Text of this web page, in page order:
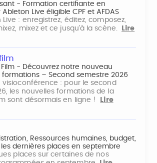
- Formation certifiante en
Live éligible CPF et AFDAS
: enregistrez, éditez, composez,
mixez et ce jusqu'à la scène.
Lire
Film - Découvrez notre nouveau
– Second semestre 2026
visioconférence : pour le second
les nouvelles formations de la
sont désormais en ligne !
Lire
Ressources humaines, budget,
dernières places en septembre
places sur certaines de nos